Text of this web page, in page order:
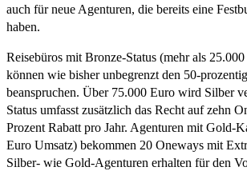
auch für neue Agenturen, die bereits eine
haben.
Reisebüros mit Bronze-Status (mehr als
können wie bisher unbegrenzt den 50-
beanspruchen. Über 75.000 Euro wird Silber
Status umfasst zusätzlich das Recht auf zehn
Prozent Rabatt pro Jahr. Agenturen mit Gold-
Euro Umsatz) bekommen 20 Oneways mit
Silber- wie Gold-Agenturen erhalten für den